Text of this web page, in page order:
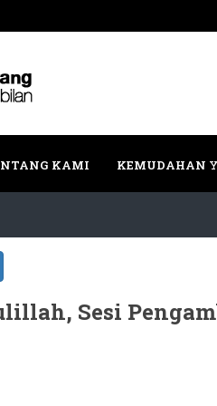
KAMI KEMUDAHAN
Sesi